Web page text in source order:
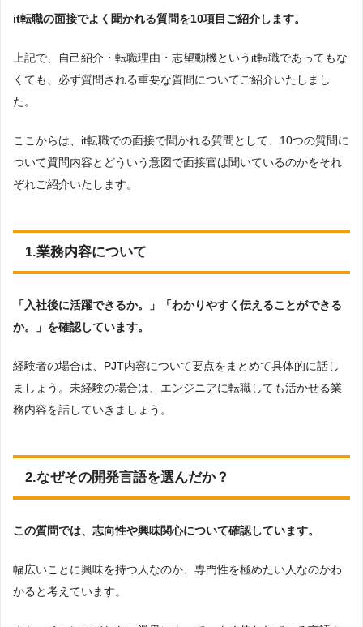
it転職の面接でよく聞かれる質問を10項目ご紹介します。
上記で、自己紹介・転職理由・志望動機というit転職であってもな
くても、必ず質問される重要な質問についてご紹介いたしまし
た。
ここからは、it転職での面接で聞かれる質問として、10つの質問に
ついて質問内容とどういう意図で面接官は聞いているのかをそれ
ぞれご紹介いたします。
1.業務内容について
「入社後に活躍できるか。」「わかりやすく伝えることができる
か。」を確認しています。
経験者の場合は、PJT内容について要点をまとめて具体的に話し
ましょう。未経験の場合は、エンジニアに転職しても活かせる業
務内容を話していきましょう。
2.なぜその開発言語を選んだか？
この質問では、志向性や興味関心について確認しています。
幅広いことに興味を持つ人なのか、専門性を極めたい人なのかわ
かると考えています。